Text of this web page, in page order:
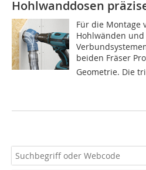
Hohlwanddosen
Für die Montage
Hohlwänden
beiden Fräser
Geometrie. Die